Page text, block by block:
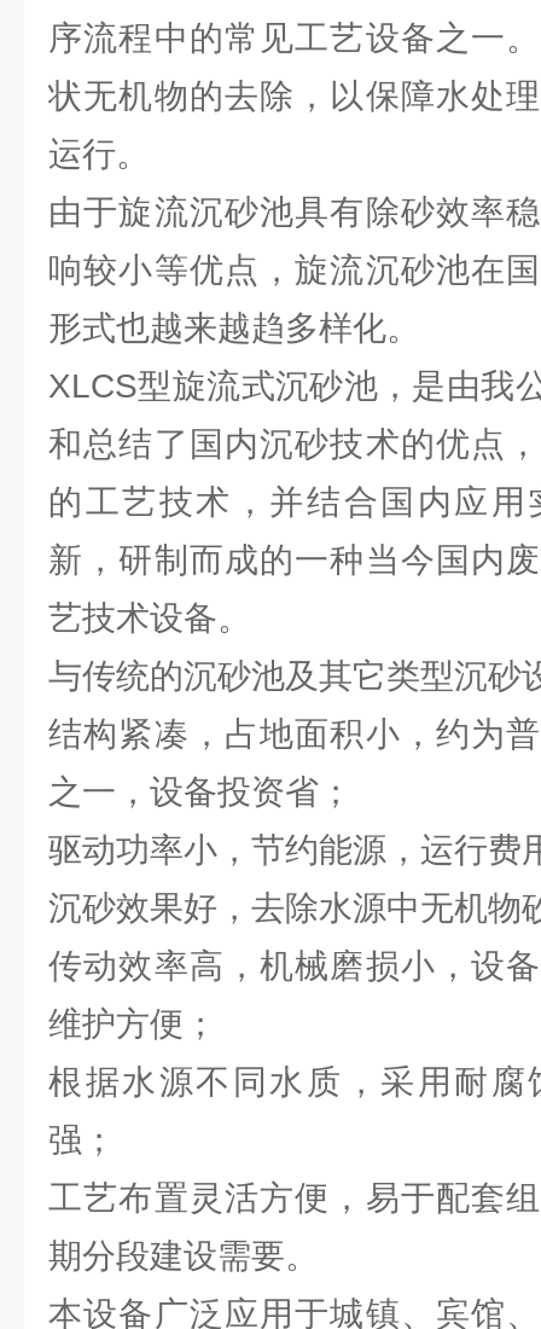
序流程中的常见工艺设备之一
状无机物的去除，以保障水处
运行。
由于旋流沉砂池具有除砂效率
响较小等优点，旋流沉砂池在
形式也越来越趋多样化。
XLCS型旋流式沉砂池，是由我
和总结了国内沉砂技术的优点
的工艺技术，并结合国内应
新，研制而成的一种当今国内
艺技术设备。
与传统的沉砂池及其它类型沉砂
结构紧凑，占地面积小，约为
之一，设备投资省；
驱动功率小，节约能源，运行费
沉砂效果好，去除水源中无机物
传动效率高，机械磨损小，设
维护方便；
根据水源不同水质，采用耐腐
强；
工艺布置灵活方便，易于配套
期分段建设需要。
本设备广泛应用于城镇、宾馆